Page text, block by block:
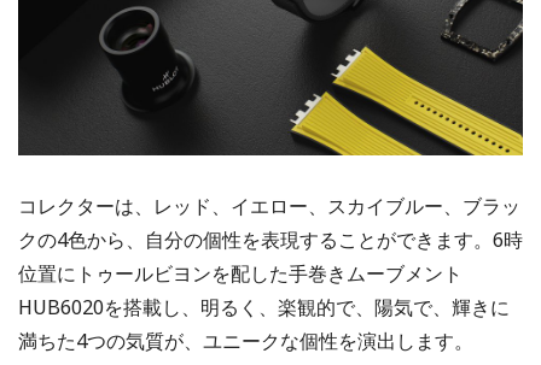
コレクターは、レッド、イエロー、スカイブルー、ブラッ
クの4色から、自分の個性を表現することができます。6時
位置にトゥールビヨンを配した手巻きムーブメント
HUB6020を搭載し、明るく、楽観的で、陽気で、輝きに
満ちた4つの気質が、ユニークな個性を演出します。